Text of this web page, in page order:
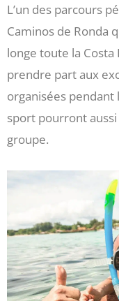
L’un des parcours
Caminos de Ronda
longe toute la Costa
prendre part aux
organisées pendant
sport pourront
groupe.